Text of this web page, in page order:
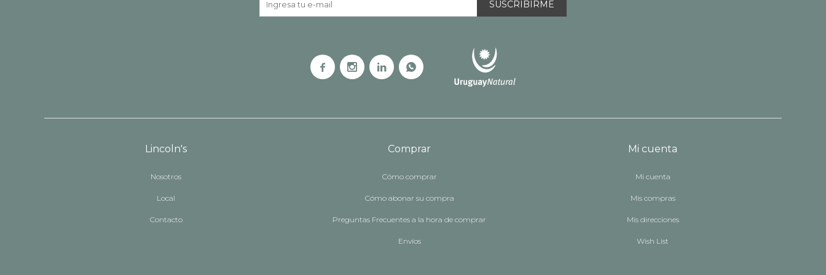
Lincoln's
Nosotros
Local
Contacto
Comprar
Cómo comprar
Cómo abonar su compra
Preguntas Frecuentes a la hora de comprar
Envíos
Mi cuenta
Mi cuenta
Mis compras
Mis direcciones
Wish List
SUSCRIBIRME
   